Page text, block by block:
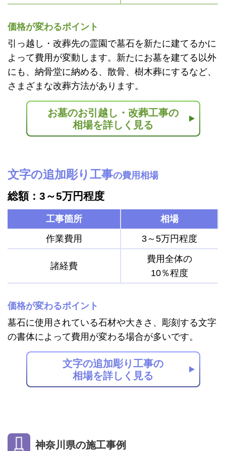
価格が変わるポイント
引っ越し・改葬先の霊園で墓石を新たに建てるかに
よって費用が変動します。新たにお墓を建てる以外
にも、納骨堂に納める、散骨、樹木葬にするなど、
さまざまな改葬方法があります。
お墓のお引越し・改葬工事の
相場を詳しく見る
文字の追加彫り工事の費用相場
総額：3～5万円程度
工事箇所
相場
作業費用
3～5万円程度
諸経費
費用全体の
10％程度
価格が変わるポイント
墓石に使用されている石材や大きさ、彫刻する文字
の書体によって費用が変わる場合が多いです。
文字の追加彫り工事の
相場を詳しく見る
神奈川県の施工事例